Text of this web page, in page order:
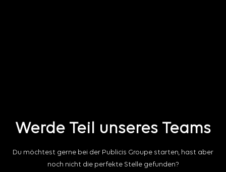
Werde Teil unseres Teams
Du möchtest gerne bei der Publicis Groupe starten, hast aber
noch nicht die perfekte Stelle gefunden?